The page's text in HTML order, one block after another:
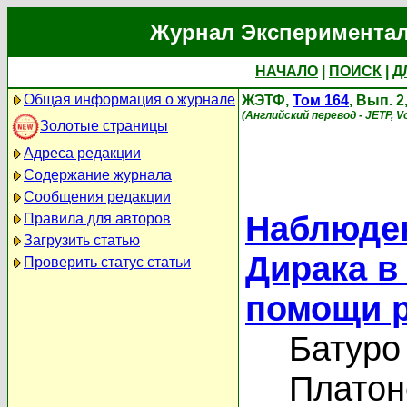
Журнал
НАЧАЛО ПОИСК
Общая информация о журнале
Золотые страницы
Адреса редакции
Содержание журнала
Сообщения редакции
Правила для авторов
Загрузить статью
Проверить статус статьи
ЖЭТФ, Том 164, Вып.
(Английский перевод - JETP,
Дирака в
помощи